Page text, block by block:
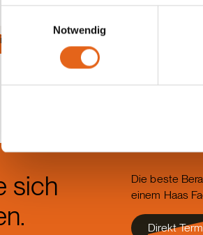
anderes Datenschutzniveau besteht
Übereinstimmung mit den geltenden
Sie geben Einwilligung zu unseren
Notwendig
sich
Die beste
einem Haas
Direkt